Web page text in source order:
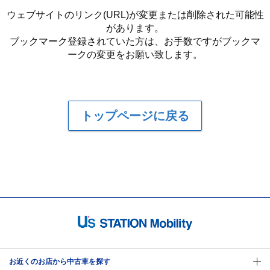
ウェブサイトのリンク(URL)が変更または削除された可能性
があります。
ブックマーク登録されていた方は、お手数ですがブックマ
ークの変更をお願い致します。
トップページに戻る
お近くのお店から中古車を探す